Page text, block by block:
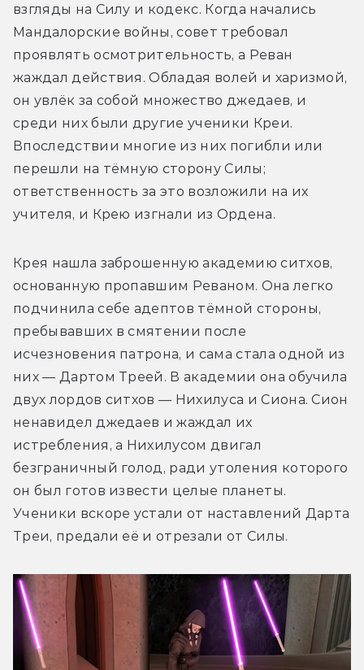
взгляды на Силу и кодекс. Когда начались
Мандалорские войны, совет требовал
проявлять осмотрительность, а Реван
жаждал действия. Обладая волей и харизмой,
он увлёк за собой множество джедаев, и
среди них были другие ученики Креи.
Впоследствии многие из них погибли или
перешли на тёмную сторону Силы;
ответственность за это возложили на их
учителя, и Крею изгнали из Ордена.
Крея нашла заброшенную академию ситхов,
основанную пропавшим Реваном. Она легко
подчинила себе адептов тёмной стороны,
пребывавших в смятении после
исчезновения патрона, и сама стала одной из
них — Дартом Треей. В академии она обучила
двух лордов ситхов — Нихилуса и Сиона. Сион
ненавидел джедаев и жаждал их
истребления, а Нихилусом двигал
безграничный голод, ради утоления которого
он был готов извести целые планеты.
Ученики вскоре устали от наставлений Дарта
Треи, предали её и отрезали от Силы.